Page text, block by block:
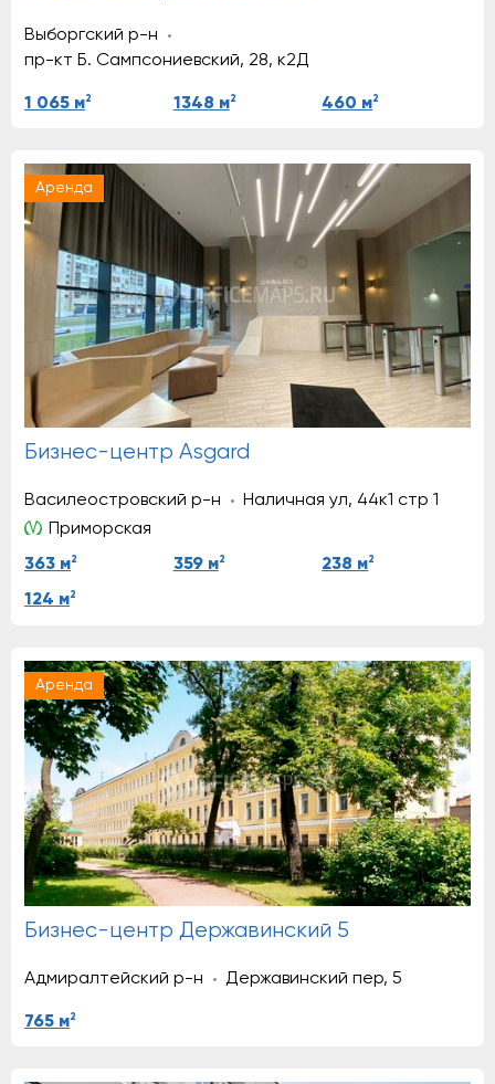
Выборгский р-н
пр-кт Б. Сампсониевский, 28, к2Д
1 065 м2 1348 м2 460 м2
Аренда
Бизнес-центр Asgard
Василеостровский р-н
Наличная ул, 44к1 стр 1
Приморская
363 м2 359 м2 238 м2
124 м2
Аренда
Бизнес-центр Державинский 5
Адмиралтейский р-н Державинский пер, 5
765 м2